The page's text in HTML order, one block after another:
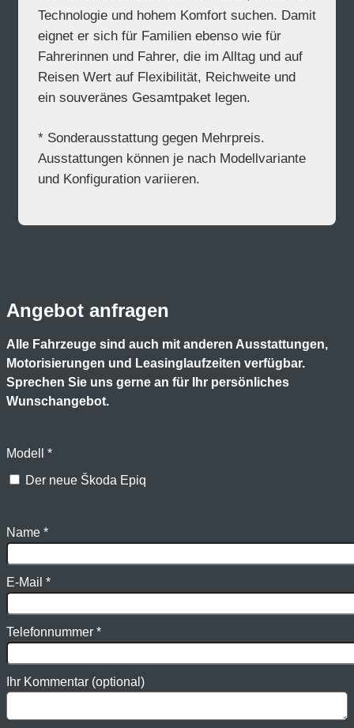
Technologie und hohem Komfort suchen. Damit
eignet er sich für Familien ebenso wie für
Fahrerinnen und Fahrer, die im Alltag und auf
Reisen Wert auf Flexibilität, Reichweite und
ein souveränes Gesamtpaket legen.
* Sonderausstattung gegen Mehrpreis.
Ausstattungen können je nach Modellvariante
und Konfiguration variieren.
Angebot anfragen
Alle Fahrzeuge sind auch mit anderen Ausstattungen,
Motorisierungen und Leasinglaufzeiten verfügbar.
Sprechen Sie uns gerne an für Ihr persönliches
Wunschangebot.
Modell *
Der neue Škoda Epiq
Name *
E-Mail *
Telefonnummer *
Ihr Kommentar (optional)